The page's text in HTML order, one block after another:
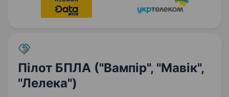
Пілот БПЛА ("Вампір", "Мавік",
"Лелека")